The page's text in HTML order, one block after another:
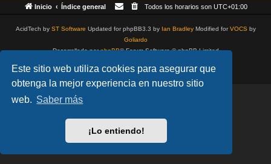
Este sitio web utiliza cookies para asegurar que
obtenga la mejor experiencia en nuestro sitio
web. Saber más
¡Lo entiendo!
Inicio Índice general Todos los horarios son UTC+01:00
AcidTech by ST Software Updated for phpBB3.3 by Ian BradleyModified forVOCSby
Goliardo
Desarrollado porphpBB® Forum Software © phpBB Limited
Privacidad| Condiciones